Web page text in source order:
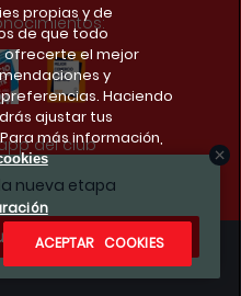
nueva etapa
del club
propias y de
de que todo
el mejor
y
Haciendo
ajustar tus
más información,
ACEPTAR COOKIES